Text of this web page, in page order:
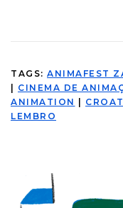
TAGS: ANIMAFEST
CINEMA DE
ANIMATION
LEMBRO